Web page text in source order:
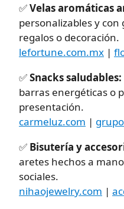
✅Velas aromáticas
personalizables y
regalos o decoración.
lefortune.com.mx |
✅Snacks saludables:
barras energéticas o
presentación.
carmeluz.com |
✅ Bisutería y
aretes hechos a
sociales.
nihaojewelry.com |